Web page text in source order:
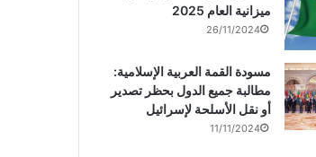
ميزانية العام 2025
26/11/2024
مسودة القمة العربية الإسلامية:
مطالبة جميع الدول بحظر تصدير
أو نقل الأسلحة لإسرائيل
11/11/2024